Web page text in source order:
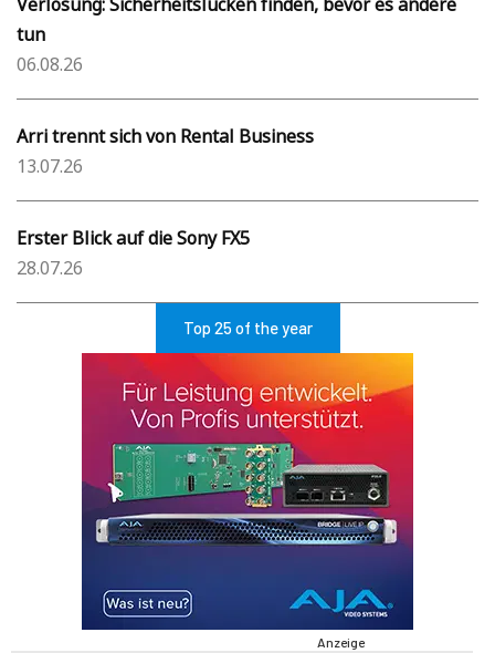
tun
06.08.26
Arri trennt sich von Rental Business
13.07.26
Erster Blick auf die Sony FX5
28.07.26
Top 25 of the year
Anzeige